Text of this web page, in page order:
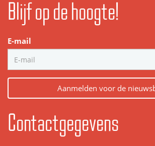
Blijf op de hoogte!
E-mail
Aanmelden voor de
Contactgegevens